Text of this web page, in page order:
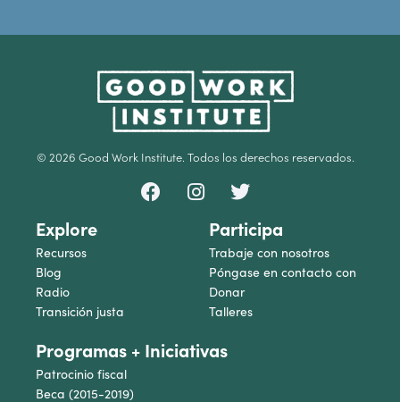
© 2026 Good Work Institute. Todos los derechos reservados.
Explore
Recursos
Blog
Radio
Transición justa
Participa
Trabaje con nosotros
Póngase en contacto con
Donar
Talleres
Programas + Iniciativas
Patrocinio fiscal
Beca (2015-2019)